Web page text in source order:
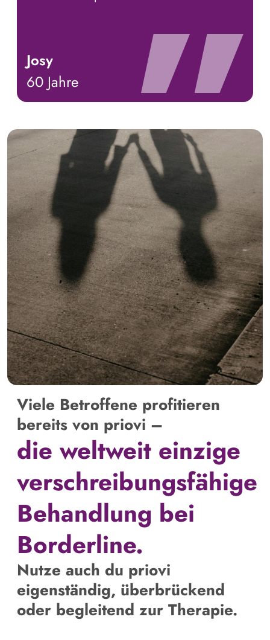
Josy
60 Jahre
Viele Betroffene profitieren
bereits von priovi –
die weltweit einzige
verschreibungsfähige
Behandlung bei
Borderline.
Nutze auch du priovi
eigenständig, überbrückend
oder begleitend zur Therapie.